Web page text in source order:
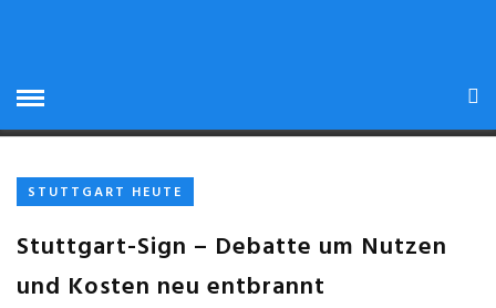
STUTTGART HEUTE
Stuttgart-Sign – Debatte um Nutzen
und Kosten neu entbrannt